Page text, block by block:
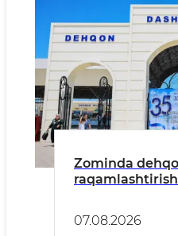
Zominda
07.08.2026